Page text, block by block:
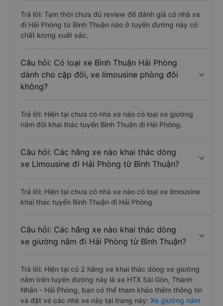
Trả lời: Tạm thời chưa đủ review để đánh giá có nhà xe
đi Hải Phòng từ Bình Thuận nào ở tuyến đường này có
chất lượng xuất sắc.
Câu hỏi: Có loại xe Bình Thuận Hải Phòng
dành cho cặp đôi, xe limousine phòng đôi
không?
Trả lời: Hiện tại chưa có nhà xe nào có loại xe giường
nằm đôi khai thác tuyến Bình Thuận đi Hải Phòng.
Câu hỏi: Các hãng xe nào khai thác dòng
xe Limousine đi Hải Phòng từ Bình Thuận?
Trả lời: Hiện tại chưa có nhà xe nào có loại xe limousine
khai thác tuyến Bình Thuận đi Hải Phòng
Câu hỏi: Các hãng xe nào khai thác dòng
xe giường nằm đi Hải Phòng từ Bình Thuận?
Trả lời: Hiện tại có 2 hãng xe khai thác dòng xe giường
nằm trên tuyến đường này là xe HTX Sài Gòn, Thành
Nhân - Hải Phòng, bạn có thể tham khảo thêm thông tin
và đặt vé các nhà xe này tại trang này: Xe giường nằm